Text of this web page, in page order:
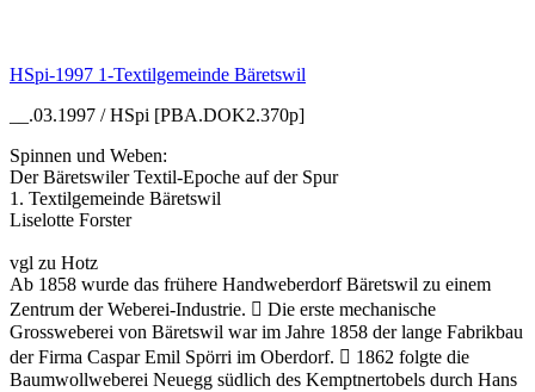
HSpi-1997 1-Textilgemeinde Bäretswil
__.03.1997 / HSpi [PBA.DOK2.370p]
Spinnen und Weben:
Der Bäretswiler Textil-Epoche auf der Spur
1. Textilgemeinde Bäretswil
Liselotte Forster
vgl zu Hotz
Ab 1858 wurde das frühere Handweberdorf Bäretswil zu einem
Zentrum der Weberei-Industrie.  Die erste mechanische
Grossweberei von Bäretswil war im Jahre 1858 der lange Fabrikbau
der Firma Caspar Emil Spörri im Oberdorf.  1862 folgte die
Baumwollweberei Neuegg südlich des Kemptnertobels durch Hans